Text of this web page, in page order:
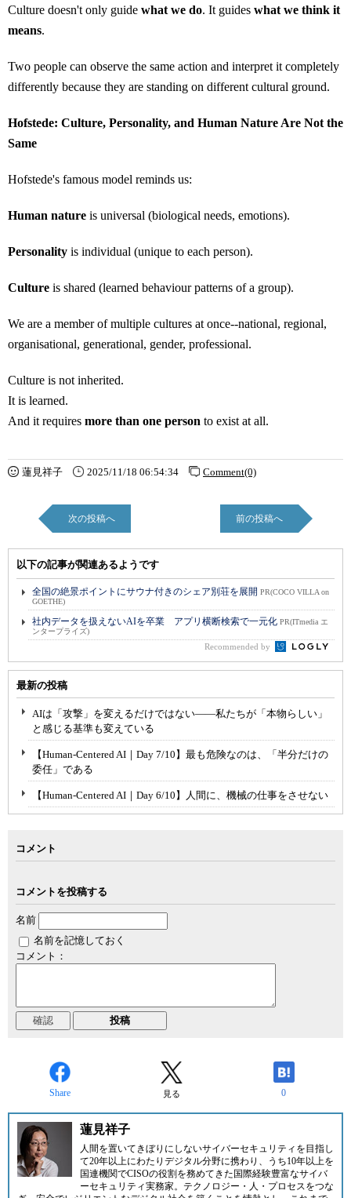
Culture doesn't only guide what we do. It guides what we think it
means.
Two people can observe the same action and interpret it completely
differently because they are standing on different cultural ground.
Hofstede: Culture, Personality, and Human Nature Are Not the
Same
Hofstede's famous model reminds us:
Human nature is universal (biological needs, emotions).
Personality is individual (unique to each person).
Culture is shared (learned behaviour patterns of a group).
We are a member of multiple cultures at once--national, regional,
organisational, generational, gender, professional.
Culture is not inherited.
It is learned.
And it requires more than one person to exist at all.
蓮見祥子 2025/11/18 06:54:34 Comment(0)
次の投稿へ 前の投稿へ
以下の記事が関連あるようです
全国の絶景ポイントにサウナ付きのシェア別荘を展開 PR(COCO VILLA on
GOETHE)
社内データを扱えないAIを卒業 アプリ横断検索で一元化 PR(ITmedia エ
ンタープライズ)
Recommended by
最新の投稿
AIは「攻撃」を変えるだけではない――私たちが「本物らしい」
と感じる基準も変えている
【Human-Centered AI｜Day 7/10】最も危険なのは、「半分だけの
委任」である
【Human-Centered AI｜Day 6/10】人間に、機械の仕事をさせない
コメント
コメントを投稿する
名前
名前を記憶しておく
コメント：
Share 見る 0
蓮見祥子
人間を置いてきぼりにしないサイバーセキュリティを目指し
て20年以上にわたりデジタル分野に携わり、うち10年以上を
国連機関でCISOの役割を務めてきた国際経験豊富なサイバ
ーセキュリティ実務家。テクノロジー・人・プロセスをつな